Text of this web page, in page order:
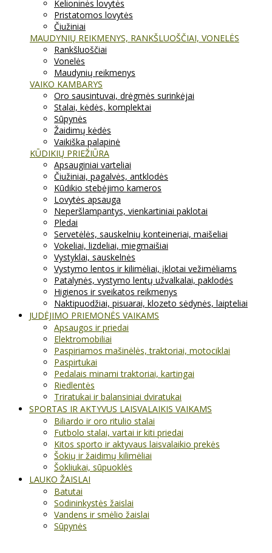
Kelioninės lovytės
Pristatomos lovytės
Čiužiniai
MAUDYNIŲ REIKMENYS, RANKŠLUOŠČIAI, VONELĖS
Rankšluoščiai
Vonelės
Maudynių reikmenys
VAIKO KAMBARYS
Oro sausintuvai, drėgmės surinkėjai
Stalai, kėdės, komplektai
Sūpynės
Žaidimų kėdės
Vaikiška palapinė
KŪDIKIŲ PRIEŽIŪRA
Apsauginiai varteliai
Čiužiniai, pagalvės, antklodės
Kūdikio stebėjimo kameros
Lovytės apsauga
Neperšlampantys, vienkartiniai paklotai
Pledai
Servetėlės, sauskelnių konteineriai, maišeliai
Vokeliai, lizdeliai, miegmaišiai
Vystyklai, sauskelnės
Vystymo lentos ir kilimėliai, įklotai vežimėliams
Patalynės, vystymo lentų užvalkalai, paklodės
Higienos ir sveikatos reikmenys
Naktipuodžiai, pisuarai, klozeto sėdynės, laipteliai
JUDĖJIMO PRIEMONĖS VAIKAMS
Apsaugos ir priedai
Elektromobiliai
Paspiriamos mašinėlės, traktoriai, motociklai
Paspirtukai
Pedalais minami traktoriai, kartingai
Riedlentės
Triratukai ir balansiniai dviratukai
SPORTAS IR AKTYVUS LAISVALAIKIS VAIKAMS
Biliardo ir oro ritulio stalai
Futbolo stalai, vartai ir kiti priedai
Kitos sporto ir aktyvaus laisvalaikio prekės
Šokių ir žaidimų kilimėliai
Šokliukai, sūpuoklės
LAUKO ŽAISLAI
Batutai
Sodininkystės žaislai
Vandens ir smėlio žaislai
Sūpynės